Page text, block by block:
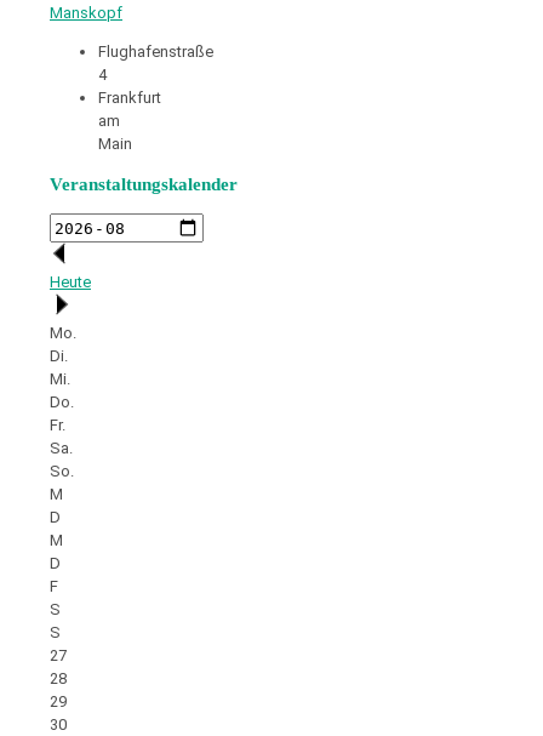
Manskopf
Flughafenstraße
4
Frankfurt
am
Main
Veranstaltungskalender
Heute
Mo.
Di.
Mi.
Do.
Fr.
Sa.
So.
M
D
M
D
F
S
S
27
28
29
30